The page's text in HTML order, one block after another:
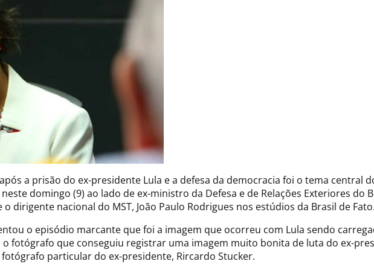
a prisão do ex-presidente Lula e a defesa da democracia foi o tema central
domingo (9) ao lado de ex-ministro da Defesa e de Relações Exteriores do
dirigente nacional do MST, João Paulo Rodrigues nos estúdios da Brasil de Fato.
o episódio marcante que foi a imagem que ocorreu com Lula sendo
o fotógrafo que conseguiu registrar uma imagem muito bonita de luta do ex-
particular do ex-presidente, Rircardo Stucker.